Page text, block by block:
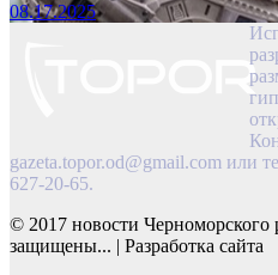
08.17.2025
gazeta.topor.od@gmail.com или
627-20-65.
© 2017 новости Черноморского
защищены... | Разработка сайта